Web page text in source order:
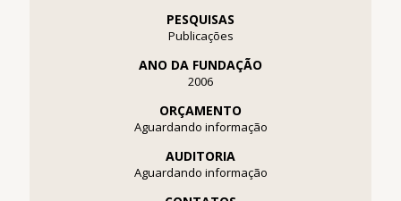
PESQUISAS
Publicações
ANO DA FUNDAÇÃO
2006
ORÇAMENTO
Aguardando informação
AUDITORIA
Aguardando informação